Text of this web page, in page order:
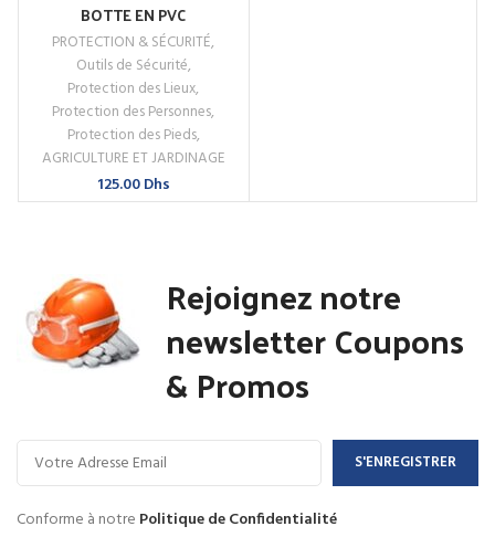
BOTTE EN PVC
PROTECTION & SÉCURITÉ,
Outils de Sécurité,
Protection des Lieux,
Protection des Personnes,
Protection des Pieds,
AGRICULTURE ET JARDINAGE
125.00Dhs
Rejoignez notre
newsletter Coupons
& Promos
Conforme à notre Politique de Confidentialité